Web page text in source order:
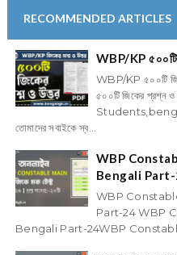
RECOMMENDED ARTICLES
WBP/KP
WBP/KP ৫০০টি
৫০০টি জিকের
তোমাদের সবাইকে স্ব...
WBP
Bengali
WBP
Part-24 WBP
Bengali Part-24WBP Constable